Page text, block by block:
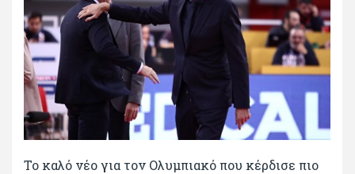
Το καλό νέο για τον Ολυμπιακό που κέρδισε πιο